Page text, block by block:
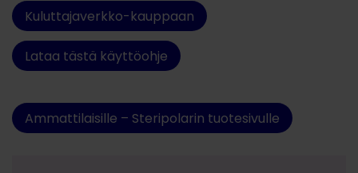
Kuluttajaverkko-kauppaan
Lataa tästä käyttöohje
Ammattilaisille – Steripolarin tuotesivulle